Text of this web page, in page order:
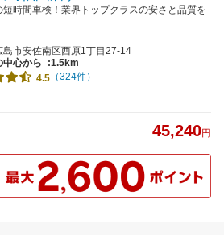
時間車検！業界トップクラスの安さと品質を
島市安佐南区西原1丁目27-14
中心から
:1.5km
4.5 （324件）
45,240円